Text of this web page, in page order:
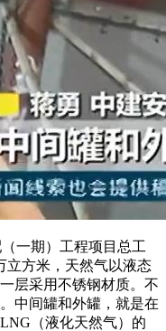
一期）工程项目总工
立方米，天然气以液态
层采用不锈钢材质。不
中间罐和外罐，就是在
（液化天然气）的